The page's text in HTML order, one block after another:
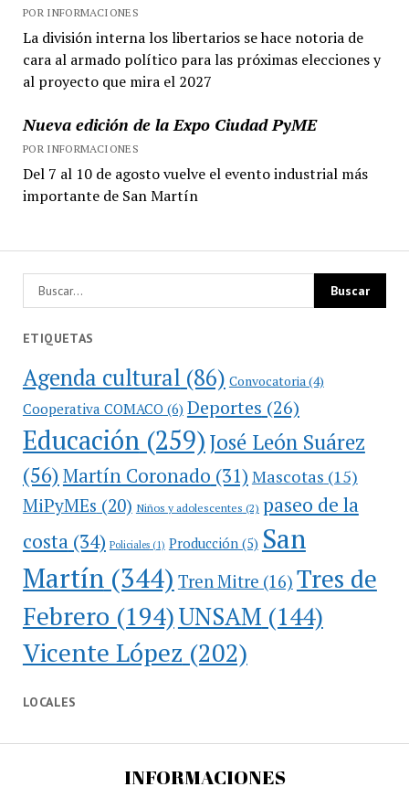
POR INFORMACIONES
La división interna los libertarios se hace notoria de
cara al armado político para las próximas elecciones y
al proyecto que mira el 2027
Nueva edición de la Expo Ciudad PyME
POR INFORMACIONES
Del 7 al 10 de agosto vuelve el evento industrial más
importante de San Martín
ETIQUETAS
Agenda cultural (86) Convocatoria (4)
Cooperativa COMACO(6) Deportes (26)
Educación(259)José León Suárez
(56)Martín Coronado (31) Mascotas (15)
MiPyMEs (20) Niños y adolescentes (2) paseo de la
costa(34) Policiales(1) Producción(5) San
Martín(344) Tren Mitre (16) Tres de
Febrero (194)UNSAM (144)
Vicente López (202)
LOCALES
INFORMACIONES